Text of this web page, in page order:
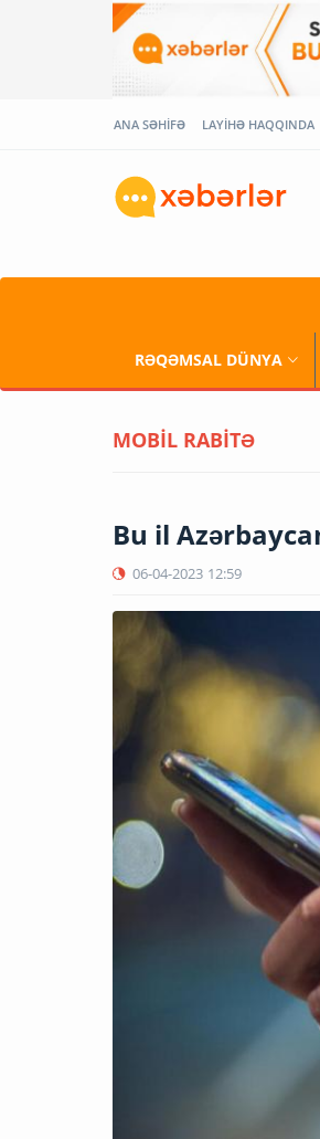
ANA SƏHİFƏ LAYİHƏ HAQQINDA
RƏQƏMSAL DÜNYA
MOBİL RABİTƏ
Bu il
06-04-2023 12:59